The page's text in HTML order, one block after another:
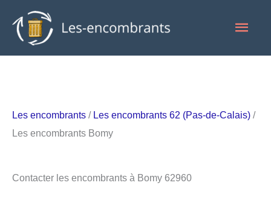
contenu
Les encombrants / Les encombrants 62 (Pas-de-Calais) /
Les encombrants Bomy
Contacter les encombrants à Bomy 62960